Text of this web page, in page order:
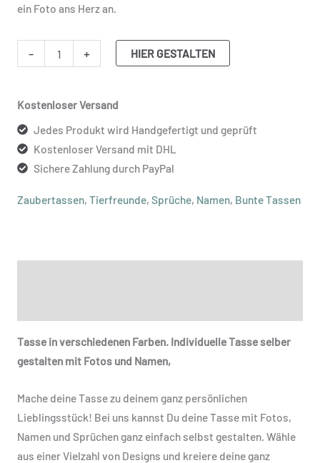
ein Foto ans Herz an.
- + HIER GESTALTEN
Kostenloser Versand
Jedes Produkt wird Handgefertigt und geprüft
Kostenloser Versand mit DHL
Sichere Zahlung durch PayPal
Zaubertassen, Tierfreunde, Sprüche, Namen, Bunte Tassen
Tasse in verschiedenen Farben. Individuelle Tasse selber
gestalten mit Fotos und Namen,
Mache deine Tasse zu deinem ganz persönlichen
Lieblingsstück! Bei uns kannst Du deine Tasse mit Fotos,
Namen und Sprüchen ganz einfach selbst gestalten. Wähle
aus einer Vielzahl von Designs und kreiere deine ganz